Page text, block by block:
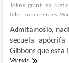
Scott
Snyder
Johns grant jsa
tyler superhéroes
Admitamoslo,
secuela
Gibbons que esta
Ver másDoomsday